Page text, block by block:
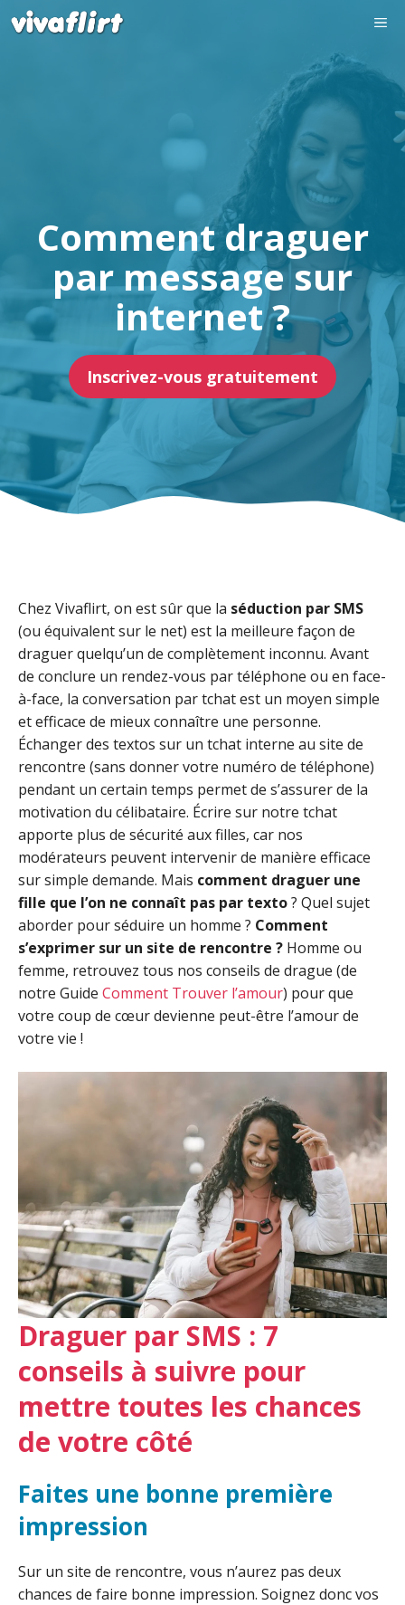
Aller
au
Comment draguer
par message sur
internet ?
Inscrivez-vous gratuitement
Chez Vivaflirt, on est sûr que la séduction par SMS
(ou équivalent sur le net) est la meilleure façon de
draguer quelqu’un de complètement inconnu. Avant
de conclure un rendez-vous par téléphone ou en face-
à-face, la conversation par tchat est un moyen simple
et efficace de mieux connaître une personne.
Échanger des textos sur un tchat interne au site de
rencontre (sans donner votre numéro de téléphone)
pendant un certain temps permet de s’assurer de la
motivation du célibataire. Écrire sur notre tchat
apporte plus de sécurité aux filles, car nos
modérateurs peuvent intervenir de manière efficace
sur simple demande. Mais comment draguer une
fille que l’on ne connaît pas par texto? Quel sujet
aborder pour séduire un homme ? Comment
s’exprimer sur un site de rencontre ? Homme ou
femme, retrouvez tous nos conseils de drague (de
notre Guide Comment Trouver l’amour) pour que
votre coup de cœur devienne peut-être l’amour de
votre vie !
Draguer par SMS : 7
conseils à suivre pour
mettre toutes les chances
de votre côté
Faites une bonne première
impression
Sur un site de rencontre, vous n’aurez pas deux
chances de faire bonne impression. Soignez donc vos